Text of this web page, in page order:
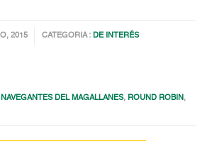
2015 CATEGORIA :DE INTERÉS
NAVEGANTES DEL MAGALLANES, ROUND ROBIN,